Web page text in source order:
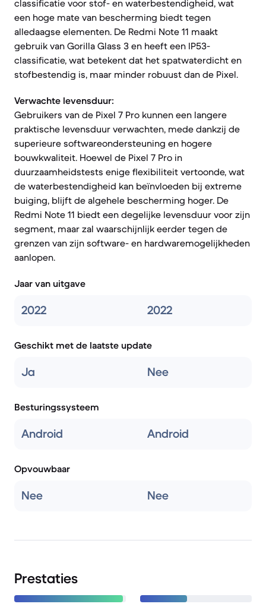
classificatie voor stof- en waterbestendigheid, wat
een hoge mate van bescherming biedt tegen
alledaagse elementen. De Redmi Note 11 maakt
gebruik van Gorilla Glass 3 en heeft een IP53-
classificatie, wat betekent dat het spatwaterdicht en
stofbestendig is, maar minder robuust dan de Pixel.
Verwachte levensduur:
Gebruikers van de Pixel 7 Pro kunnen een langere
praktische levensduur verwachten, mede dankzij de
superieure softwareondersteuning en hogere
bouwkwaliteit. Hoewel de Pixel 7 Pro in
duurzaamheidstests enige flexibiliteit vertoonde, wat
de waterbestendigheid kan beïnvloeden bij extreme
buiging, blijft de algehele bescherming hoger. De
Redmi Note 11 biedt een degelijke levensduur voor zijn
segment, maar zal waarschijnlijk eerder tegen de
grenzen van zijn software- en hardwaremogelijkheden
aanlopen.
Jaar van uitgave
2022 2022
Geschikt met de laatste update
Ja Nee
Besturingssysteem
Android Android
Opvouwbaar
Nee Nee
Prestaties